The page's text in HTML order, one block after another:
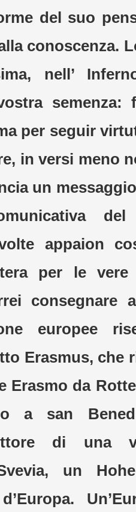
del suo
conoscenza.
nell’
per seguir
in versi meno
un
appaion
per le
consegnare
europee
Erasmus, che
Erasmo da
a san
di una
un